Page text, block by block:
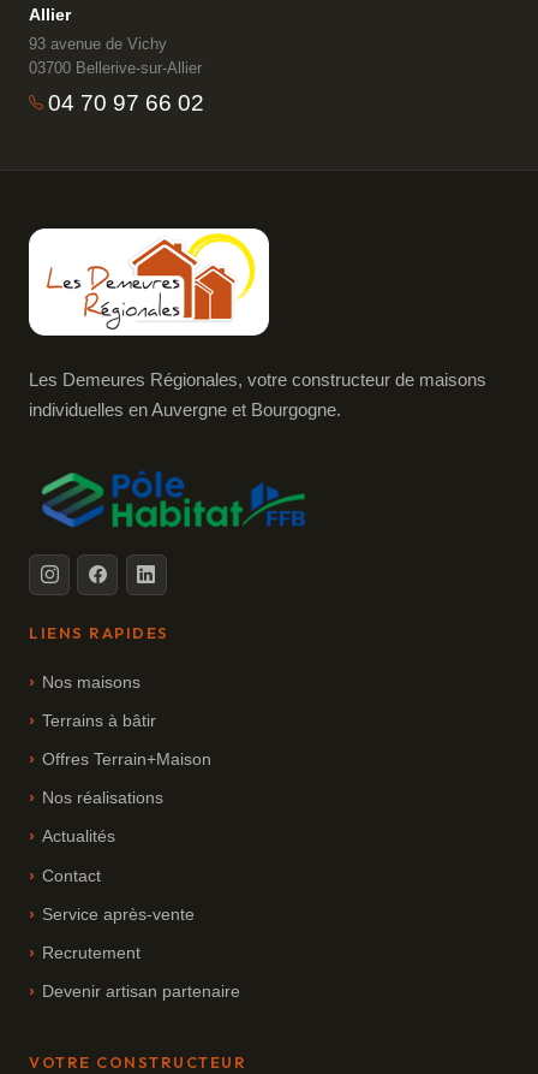
Allier
93 avenue de Vichy
03700 Bellerive-sur-Allier
04 70 97 66 02
Les Demeures Régionales, votre constructeur de maisons
individuelles en Auvergne et Bourgogne.
LIENS RAPIDES
Nos maisons
Terrains à bâtir
Offres Terrain+Maison
Nos réalisations
Actualités
Contact
Service après-vente
Recrutement
Devenir artisan partenaire
VOTRE CONSTRUCTEUR